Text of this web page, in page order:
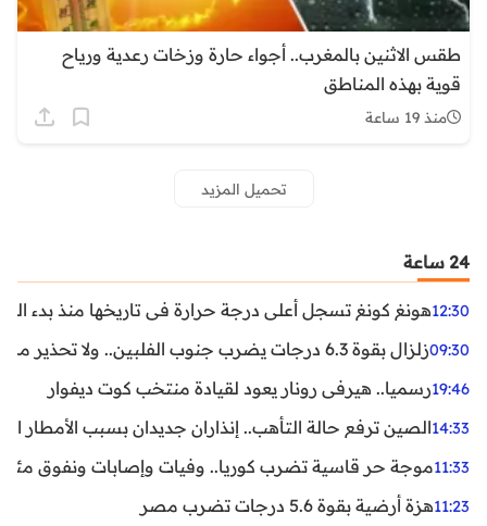
طقس الاثنين بالمغرب.. أجواء حارة وزخات رعدية ورياح
قوية بهذه المناطق
منذ 19 ساعة
تحميل المزيد
24 ساعة
12:30هونغ كونغ تسجل أعلى درجة حرارة في تاريخها منذ بدء
09:30زلزال بقوة 6.3 درجات يضرب جنوب الفلبين.. ولا تحذير من تسونامي حتى الآن
19:46رسميا.. هيرفي رونار يعود لقيادة منتخب كوت ديفوار
14:33الصين ترفع حالة التأهب.. إنذاران جديدان بسبب الأمطار
11:33موجة حر قاسية تضرب كوريا.. وفيات وإصابات ونفوق مئات
11:23هزة أرضية بقوة 5.6 درجات تضرب مصر